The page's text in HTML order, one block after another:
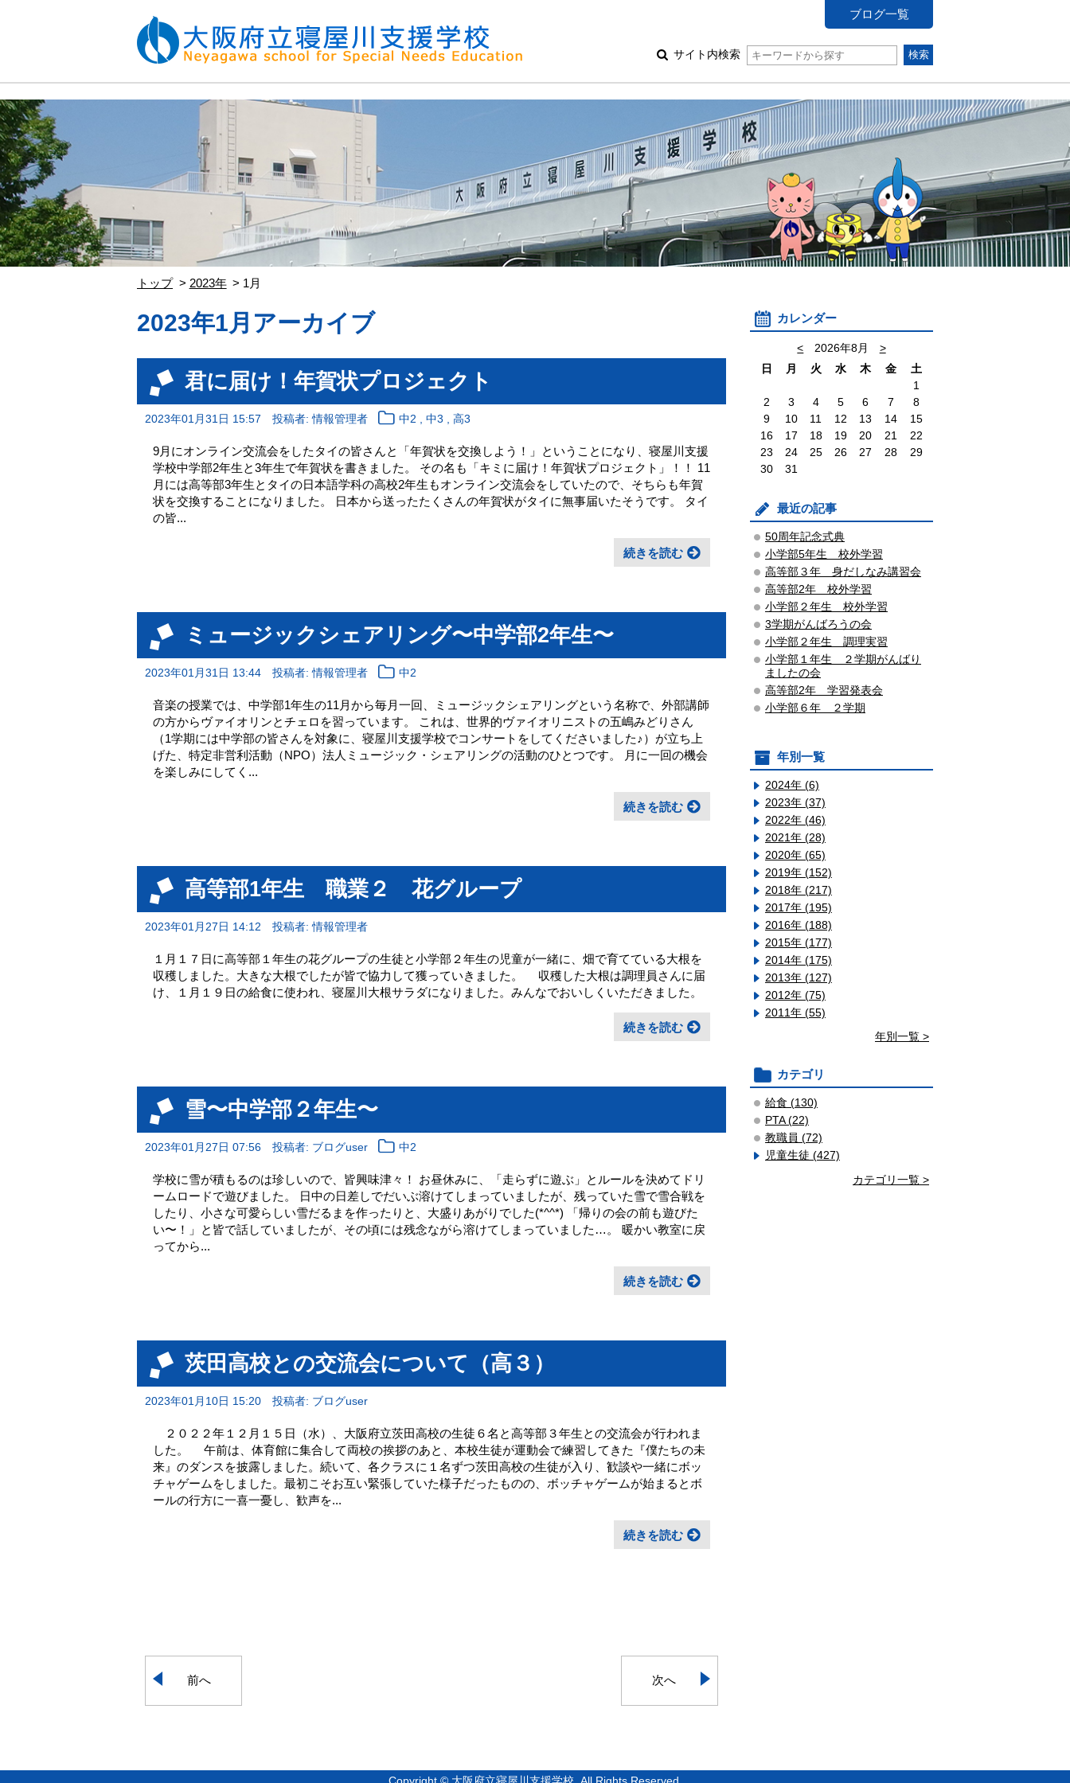
ブログ一覧
サイト内検索
トップ 2023年 1月
2023年1月アーカイブ
君に届け！年賀状プロジェクト
2023年01月31日 15:57 投稿者: 情報管理者 中2 ,中3 ,高3
9月にオンライン交流会をしたタイの皆さんと「年賀状を交換しよう！」ということになり、寝屋川支援
学校中学部2年生と3年生で年賀状を書きました。 その名も「キミに届け！年賀状プロジェクト」！！ 11
月には高等部3年生とタイの日本語学科の高校2年生もオンライン交流会をしていたので、そちらも年賀
状を交換することになりました。 日本から送ったたくさんの年賀状がタイに無事届いたそうです。 タイ
の皆...
続きを読む
ミュージックシェアリング〜中学部2年生〜
2023年01月31日 13:44 投稿者: 情報管理者 中2
音楽の授業では、中学部1年生の11月から毎月一回、ミュージックシェアリングという名称で、外部講師
の方からヴァイオリンとチェロを習っています。 これは、世界的ヴァイオリニストの五嶋みどりさん
（1学期には中学部の皆さんを対象に、寝屋川支援学校でコンサートをしてくださいました♪）が立ち上
げた、特定非営利活動（NPO）法人ミュージック・シェアリングの活動のひとつです。 月に一回の機会
を楽しみにしてく...
続きを読む
高等部1年生 職業２ 花グループ
2023年01月27日 14:12 投稿者: 情報管理者
１月１７日に高等部１年生の花グループの生徒と小学部２年生の児童が一緒に、畑で育てている大根を
収穫しました。大きな大根でしたが皆で協力して獲っていきました。 収穫した大根は調理員さんに届
け、１月１９日の給食に使われ、寝屋川大根サラダになりました。みんなでおいしくいただきました。
続きを読む
雪〜中学部２年生〜
2023年01月27日 07:56 投稿者: ブログuser 中2
学校に雪が積もるのは珍しいので、皆興味津々！ お昼休みに、「走らずに遊ぶ」とルールを決めてドリ
ームロードで遊びました。 日中の日差しでだいぶ溶けてしまっていましたが、残っていた雪で雪合戦を
したり、小さな可愛らしい雪だるまを作ったりと、大盛りあがりでした(*^^*) 「帰りの会の前も遊びた
い〜！」と皆で話していましたが、その頃には残念ながら溶けてしまっていました…。 暖かい教室に戻
ってから...
続きを読む
茨田高校との交流会について（高３）
2023年01月10日 15:20 投稿者: ブログuser
２０２２年１２月１５日（水）、大阪府立茨田高校の生徒６名と高等部３年生との交流会が行われま
した。 午前は、体育館に集合して両校の挨拶のあと、本校生徒が運動会で練習してきた『僕たちの未
来』のダンスを披露しました。続いて、各クラスに１名ずつ茨田高校の生徒が入り、歓談や一緒にボッ
チャゲームをしました。最初こそお互い緊張していた様子だったものの、ボッチャゲームが始まるとボ
ールの行方に一喜一憂し、歓声を...
続きを読む
前へ 次へ
カレンダー
< 2026年8月
>
日
月 火 水 木 金
土
1
2
3 4 5 6 7
8
9
10 11 12 13 14
15
16
17 18 19 20 21
22
23
24 25 26 27 28
29
30
31
最近の記事
50周年記念式典
小学部5年生 校外学習
高等部３年 身だしなみ講習会
高等部2年 校外学習
小学部２年生 校外学習
3学期がんばろうの会
小学部２年生 調理実習
小学部１年生 ２学期がんばり
ましたの会
高等部2年 学習発表会
小学部６年 ２学期
年別一覧
2024年 (6)
2023年 (37)
2022年 (46)
2021年 (28)
2020年 (65)
2019年 (152)
2018年 (217)
2017年 (195)
2016年 (188)
2015年 (177)
2014年 (175)
2013年 (127)
2012年 (75)
2011年 (55)
年別一覧 >
カテゴリ
給食 (130)
PTA (22)
教職員 (72)
児童生徒 (427)
カテゴリ一覧 >